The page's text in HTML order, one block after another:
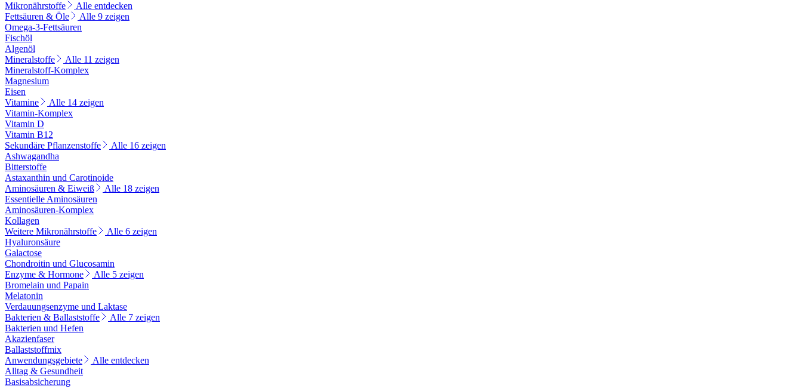
Mikronährstoffe
Alle entdecken
Fettsäuren & Öle
Alle 9 zeigen
Omega-3-Fettsäuren
Fischöl
Algenöl
Mineralstoffe
Alle 11 zeigen
Mineralstoff-Komplex
Magnesium
Eisen
Vitamine
Alle 14 zeigen
Vitamin-Komplex
Vitamin D
Vitamin B12
Sekundäre Pflanzenstoffe
Alle 16 zeigen
Ashwagandha
Bitterstoffe
Astaxanthin und Carotinoide
Aminosäuren & Eiweiß
Alle 18 zeigen
Essentielle Aminosäuren
Aminosäuren-Komplex
Kollagen
Weitere Mikronährstoffe
Alle 6 zeigen
Hyaluronsäure
Galactose
Chondroitin und Glucosamin
Enzyme & Hormone
Alle 5 zeigen
Bromelain und Papain
Melatonin
Verdauungsenzyme und Laktase
Bakterien & Ballaststoffe
Alle 7 zeigen
Bakterien und Hefen
Akazienfaser
Ballaststoffmix
Anwendungsgebiete
Alle entdecken
Alltag & Gesundheit
Basisabsicherung